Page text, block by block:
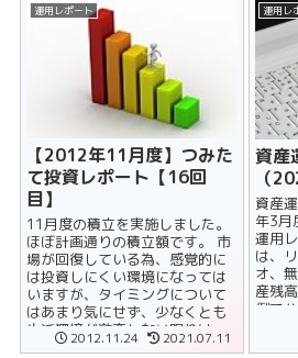
運用レポート
【2012年11月度】つみた
て投資レポート【16回
目】
11月度の積立を実施しました。
ほぼ計画通りの積立額です。 市
場が回復している為、感覚的に
は投資しにくい環境になっては
いますが、タイミングについて
はあまり気にせず、少なくとも
生活環境が激変しない限りは、
淡々とリスクアセットに資産を
2012.11.24 2021.07.11
運用レ
資産
（
資産
年3月
運用
は、
オ、
産残
例で